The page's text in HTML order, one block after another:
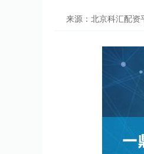
来源：北京科汇配资